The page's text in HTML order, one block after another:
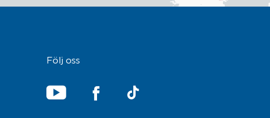
Följ oss
YouTube